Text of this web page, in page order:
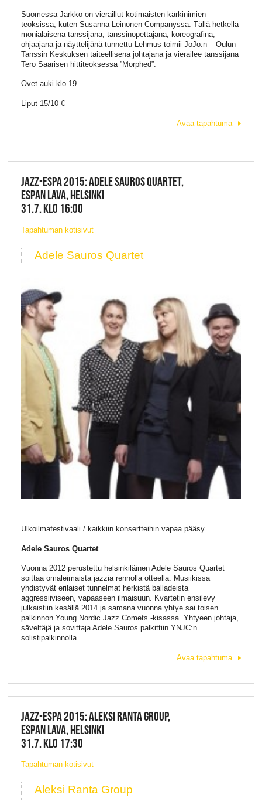
Suomessa Jarkko on vieraillut kotimaisten kärkinimien
teoksissa, kuten Susanna Leinonen Companyssa. Tällä hetkellä
monialaisena tanssijana, tanssinopettajana, koreografina,
ohjaajana ja näyttelijänä tunnettu Lehmus toimii JoJo:n – Oulun
Tanssin Keskuksen taiteellisena johtajana ja vierailee tanssijana
Tero Saarisen hittiteoksessa ”Morphed”.
Ovet auki klo 19.
Liput 15/10 €
Avaa tapahtuma
JAZZ-ESPA 2015: ADELE SAUROS QUARTET,
ESPAN LAVA, HELSINKI
31.7. KLO 16:00
Tapahtuman kotisivut
Adele Sauros Quartet
Ulkoilmafestivaali / kaikkiin konsertteihin vapaa pääsy
Adele Sauros Quartet
Vuonna 2012 perustettu helsinkiläinen Adele Sauros Quartet
soittaa omaleimaista jazzia rennolla otteella. Musiikissa
yhdistyvät erilaiset tunnelmat herkistä balladeista
aggressiiviseen, vapaaseen ilmaisuun. Kvartetin ensilevy
julkaistiin kesällä 2014 ja samana vuonna yhtye sai toisen
palkinnon Young Nordic Jazz Comets -kisassa. Yhtyeen johtaja,
säveltäjä ja sovittaja Adele Sauros palkittiin YNJC:n
solistipalkinnolla.
Avaa tapahtuma
JAZZ-ESPA 2015: ALEKSI RANTA GROUP,
ESPAN LAVA, HELSINKI
31.7. KLO 17:30
Tapahtuman kotisivut
Aleksi Ranta Group